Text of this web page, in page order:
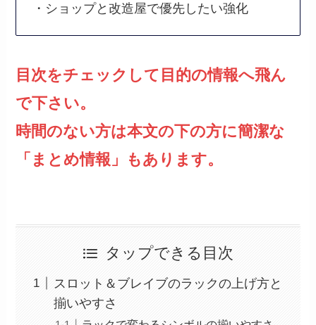
・ショップと改造屋で優先したい強化
目次をチェックして目的の情報へ飛ん
で下さい。
時間のない方は本文の下の方に簡潔な
「まとめ情報」もあります。
タップできる目次
スロット＆ブレイブのラックの上げ方と
揃いやすさ